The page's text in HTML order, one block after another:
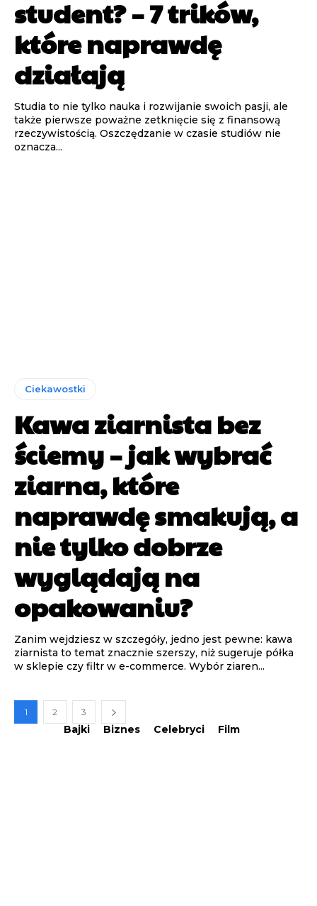
student? – 7 trików,
które naprawdę
działają
Studia to nie tylko nauka i rozwijanie swoich pasji, ale
także pierwsze poważne zetknięcie się z finansową
rzeczywistością. Oszczędzanie w czasie studiów nie
oznacza...
Ciekawostki
Kawa ziarnista bez
ściemy – jak wybrać
ziarna, które
naprawdę smakują, a
nie tylko dobrze
wyglądają na
opakowaniu?
Zanim wejdziesz w szczegóły, jedno jest pewne: kawa
ziarnista to temat znacznie szerszy, niż sugeruje półka
w sklepie czy filtr w e-commerce. Wybór ziaren...
1 2 3
Bajki Biznes Celebryci Film